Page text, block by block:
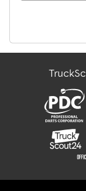
Mercedes-Benz
Mercedes-Benz
Mercedes-Benz
Mercedes-Benz
Oklopno Vozilo